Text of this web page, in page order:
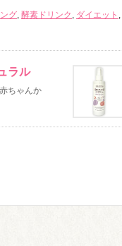
グ, 酵素ドリンク , ダイエット ,
ラル
ちゃんか